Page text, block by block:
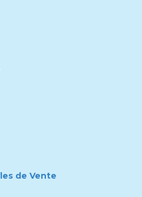
de Vente